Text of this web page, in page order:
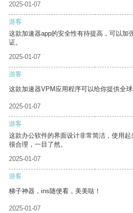
2025-01-07
游客
这款加速器app的安全性有待提高，可以加
证。
2025-01-07
游客
这款加速器VPM应用程序可以给你提供全球
2025-01-07
游客
这款办公软件的界面设计非常简洁，使用
很合理，一目了然。
2025-01-07
游客
梯子神器，ins随便看，美美哒！
2025-01-07